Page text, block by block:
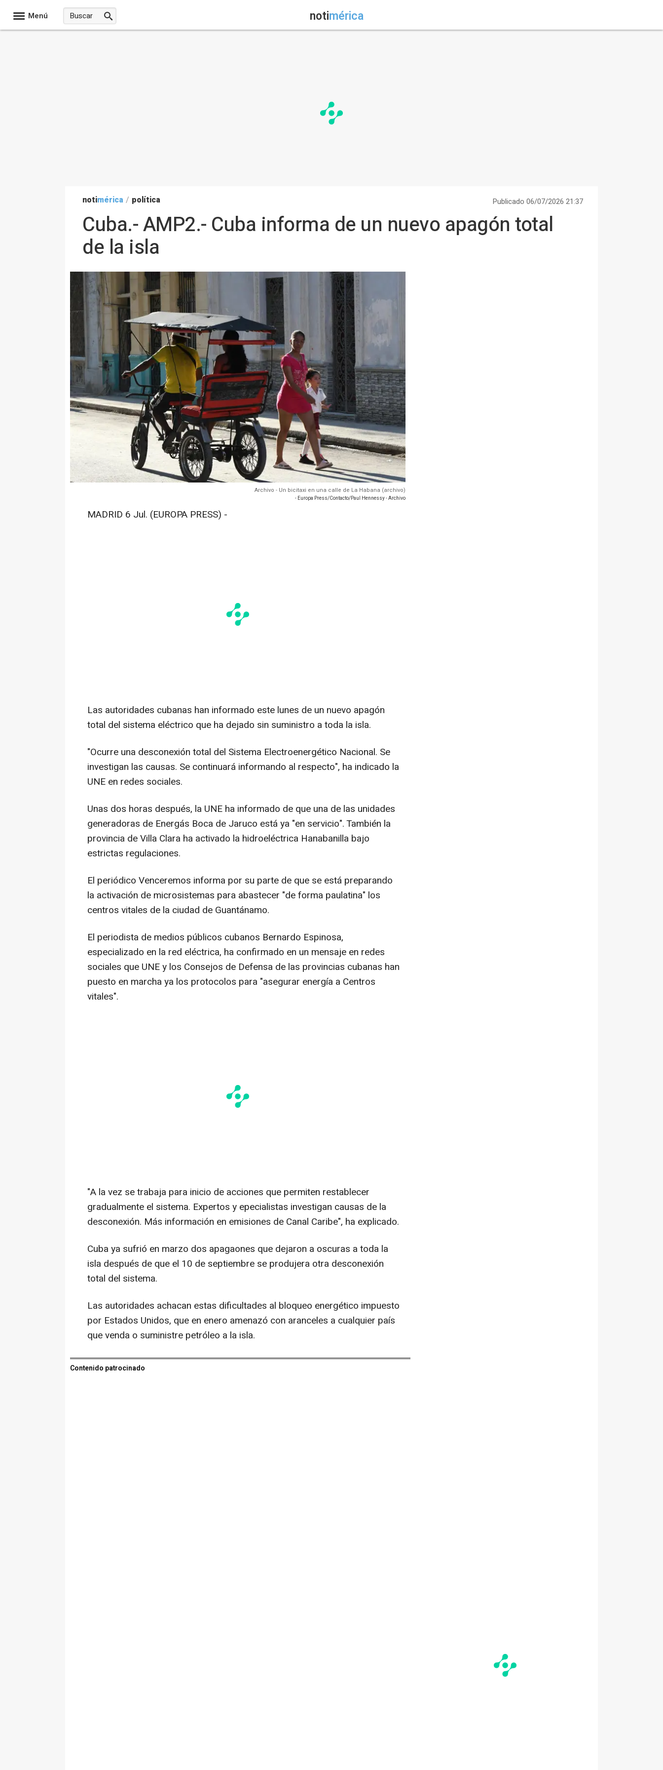
Menú notimérica
notimérica / política Publicado 06/07/2026 21:37
Cuba.- AMP2.- Cuba informa de un nuevo apagón total
de la isla
Archivo - Un bicitaxi en una calle de La Habana (archivo)
- Europa Press/Contacto/Paul Hennessy - Archivo
MADRID 6 Jul. (EUROPA PRESS) -
Las autoridades cubanas han informado este lunes de un nuevo apagón
total del sistema eléctrico que ha dejado sin suministro a toda la isla.
"Ocurre una desconexión total del Sistema Electroenergético Nacional. Se
investigan las causas. Se continuará informando al respecto", ha indicado la
UNE en redes sociales.
Unas dos horas después, la UNE ha informado de que una de las unidades
generadoras de Energás Boca de Jaruco está ya "en servicio". También la
provincia de Villa Clara ha activado la hidroeléctrica Hanabanilla bajo
estrictas regulaciones.
El periódico Venceremos informa por su parte de que se está preparando
la activación de microsistemas para abastecer "de forma paulatina" los
centros vitales de la ciudad de Guantánamo.
El periodista de medios públicos cubanos Bernardo Espinosa,
especializado en la red eléctrica, ha confirmado en un mensaje en redes
sociales que UNE y los Consejos de Defensa de las provincias cubanas han
puesto en marcha ya los protocolos para "asegurar energía a Centros
vitales".
"A la vez se trabaja para inicio de acciones que permiten restablecer
gradualmente el sistema. Expertos y epecialistas investigan causas de la
desconexión. Más información en emisiones de Canal Caribe", ha explicado.
Cuba ya sufrió en marzo dos apagaones que dejaron a oscuras a toda la
isla después de que el 10 de septiembre se produjera otra desconexión
total del sistema.
Las autoridades achacan estas dificultades al bloqueo energético impuesto
por Estados Unidos, que en enero amenazó con aranceles a cualquier país
que venda o suministre petróleo a la isla.
Contenido patrocinado